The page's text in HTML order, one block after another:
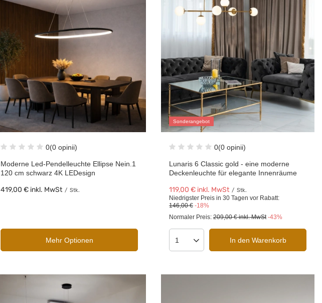
0(0 opinii)
Moderne Led-Pendelleuchte Ellipse Nein.1
120 cm schwarz 4K LEDesign
419,00 € inkl. MwSt / Stk.
Mehr Optionen
Sonderangebot
0(0 opinii)
Lunaris 6 Classic gold - eine moderne
Deckenleuchte für elegante Innenräume
119,00 € inkl. MwSt / Stk.
Niedrigster Preis in 30 Tagen vor Rabatt:
146,00 € -18%
Normaler Preis: 209,00 €inkl. MwSt -43%
In den Warenkorb